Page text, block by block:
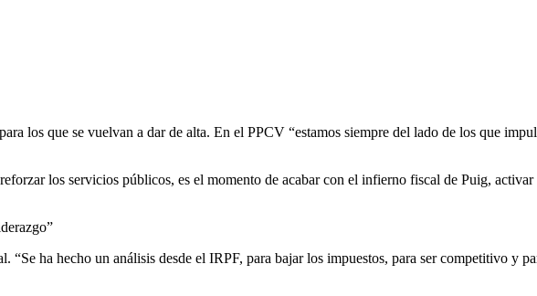
los que se vuelvan a dar de alta. En el PPCV “estamos siempre del lado de los que
los servicios públicos, es el momento de acabar con el infierno fiscal de Puig, activar
ha hecho un análisis desde el IRPF, para bajar los impuestos, para ser competitivo y